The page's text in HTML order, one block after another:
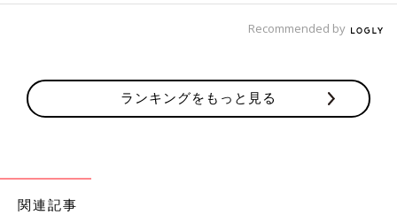
Recommended by
ランキングをもっと見る
関連記事